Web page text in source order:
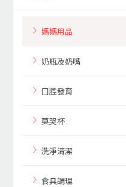
媽媽用品
奶瓶及奶嘴
口腔發育
莫哭杯
洗淨清潔
食具調理